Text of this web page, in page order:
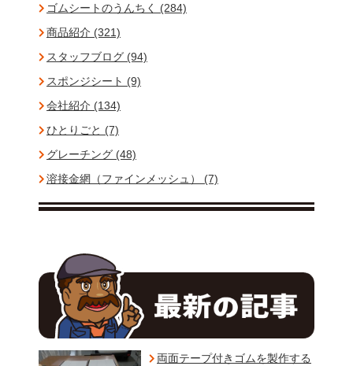
ゴムシートのうんちく (284)
商品紹介 (321)
スタッフブログ (94)
スポンジシート (9)
会社紹介 (134)
ひとりごと (7)
グレーチング (48)
溶接金網（ファインメッシュ） (7)
両面テープ付きゴムを製作する